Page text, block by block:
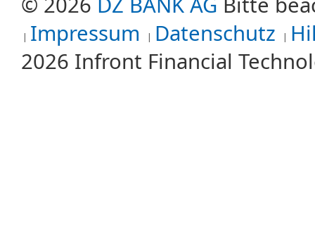
Impressum
Datenschutz
2026 Infront Financial